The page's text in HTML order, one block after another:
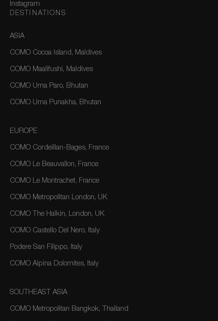
Instagram
DESTINATIONS
ASIA
COMO Cocoa Island, Maldives
COMO Maalifushi, Maldives
COMO Uma Paro, Bhutan
COMO Uma Punakha, Bhutan
EUROPE
COMO Cordeillan-Bages, France
COMO Le Beauvallon, France
COMO Le Montrachet, France
COMO Metropolitan London, UK
COMO The Halkin, London, UK
COMO Castello Del Nero, Italy
Podere San Filippo, Italy
COMO Alpina Dolomites, Italy
SOUTHEAST ASIA
COMO Metropolitan Bangkok, Thailand